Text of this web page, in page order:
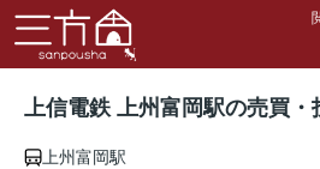
上信電鉄 上州富岡駅の売買・
上州富岡駅